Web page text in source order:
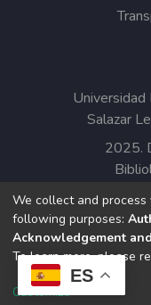
ES
Universidad
Salazar
2025.
Todos los
Institucional
We collect and
following purposes:
Acknowledgement
To learn more, please
Customize